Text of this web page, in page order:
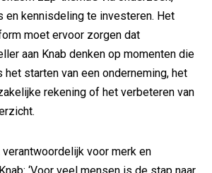
en kennisdeling te investeren. Het
moet ervoor zorgen dat
aan Knab denken op momenten die
het starten van een onderneming, het
rekening of het verbeteren van
verantwoordelijk voor merk en